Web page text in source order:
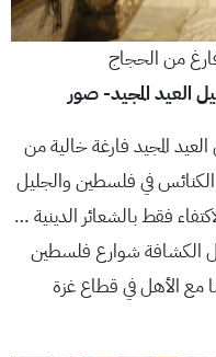
من الحجاج
العيد المجيد- صور
المجيد فارغة خالية من
في فلسطين والجليل
فقط بالشعائر الدينية …
الكشافة شوارع فلسطين
مع الأهل في قطاع غزة